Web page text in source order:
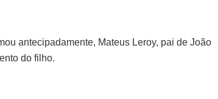
antecipadamente, Mateus Leroy, pai de João
do filho.